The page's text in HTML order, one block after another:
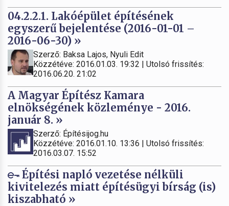
04.2.2.1. Lakóépület építésének
egyszerű bejelentése (2016-01-01 –
2016-06-30) »
Szerző: Baksa Lajos, Nyuli Edit
Közzétéve: 2016.01.03. 19:32 | Utolsó frissítés:
2016.06.20. 21:02
A Magyar Építész Kamara
elnökségének közleménye - 2016.
január 8. »
Szerző: Építésijog.hu
Közzétéve: 2016.01.10. 13:36 | Utolsó frissítés:
2016.03.07. 15:52
Építési napló vezetése nélküli
kivitelezés miatt építésügyi bírság (is)
kiszabható »